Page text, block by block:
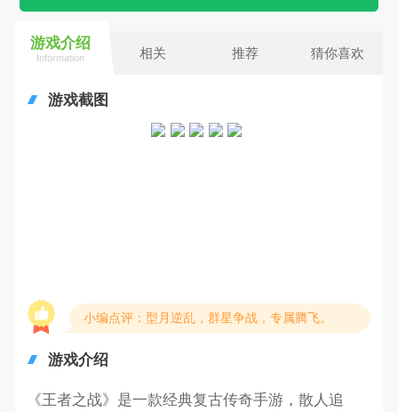
游戏介绍
Information 相关 推荐 猜你喜欢
游戏截图
小编点评：型月逆乱，群星争战，专属腾飞。
游戏介绍
《王者之战》是一款经典复古传奇手游，散人追